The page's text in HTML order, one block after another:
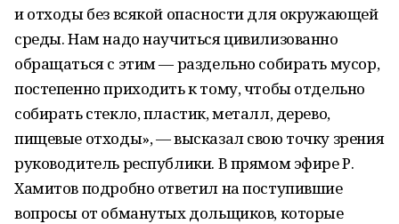
и отходы без всякой опасности для окружающей
среды. Нам надо научиться цивилизованно
обращаться с этим — раздельно собирать мусор,
постепенно приходить к тому, чтобы отдельно
собирать стекло, пластик, металл, дерево,
пищевые отходы», — высказал свою точку зрения
руководитель республики. В прямом эфире Р.
Хамитов подробно ответил на поступившие
вопросы от обманутых дольщиков, которые